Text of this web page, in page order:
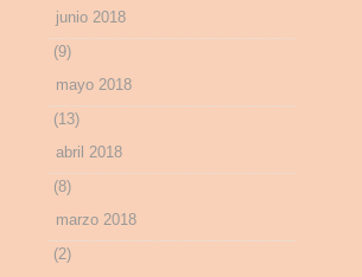
junio 2018
(9)
mayo 2018
(13)
abril 2018
(8)
marzo 2018
(2)